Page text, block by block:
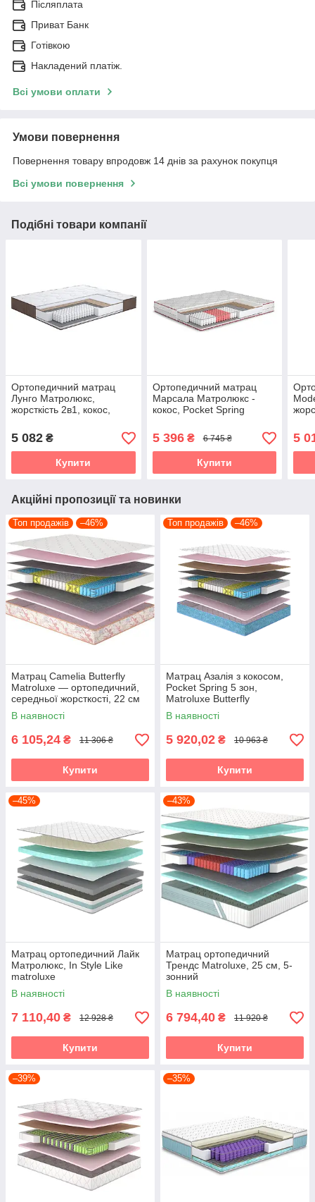
Післяплата
Приват Банк
Готівкою
Накладений платіж.
Всі умови оплати
Умови повернення
Повернення товару впродовж 14 днів за рахунок покупця
Всі умови повернення
Подібні товари компанії
Ортопедичний матрац
Лунго Матролюкс,
жорсткість 2в1, кокос,
5 082 ₴
Купити
Ортопедичний матрац
Марсала Матролюкс -
кокос, Pocket Spring
5 396₴ 6 745 ₴
Купити
5
Акційні пропозиції та новинки
Топ продажів –46%
Матрац Camelia Butterfly
Matroluxe — ортопедичний,
середньої жорсткості, 22 см
(Камелія)
В наявності
6 105,24 ₴ 11 306 ₴
Купити
Топ продажів –46%
Матрац Азалія з кокосом,
Pocket Spring 5 зон,
Matroluxe Butterfly
В наявності
5 920,02 ₴ 10 963 ₴
Купити
–45%
Матрац ортопедичний Лайк
Матролюкс, In Style Like
matroluxe
В наявності
7 110,40 ₴ 12 928 ₴
Купити
–43%
Матрац ортопедичний
Трендс Matroluxe, 25 см, 5-
зонний
В наявності
6 794,40 ₴ 11 920 ₴
Купити
–39% –35%